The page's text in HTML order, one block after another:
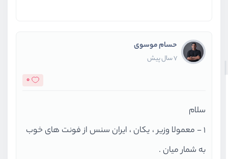
حسام موسوی
7 سال پیش
0
سلام
1 - معمولا وزیر ، یکان ، ایران سنس از فونت های خوب
به شمار میان .